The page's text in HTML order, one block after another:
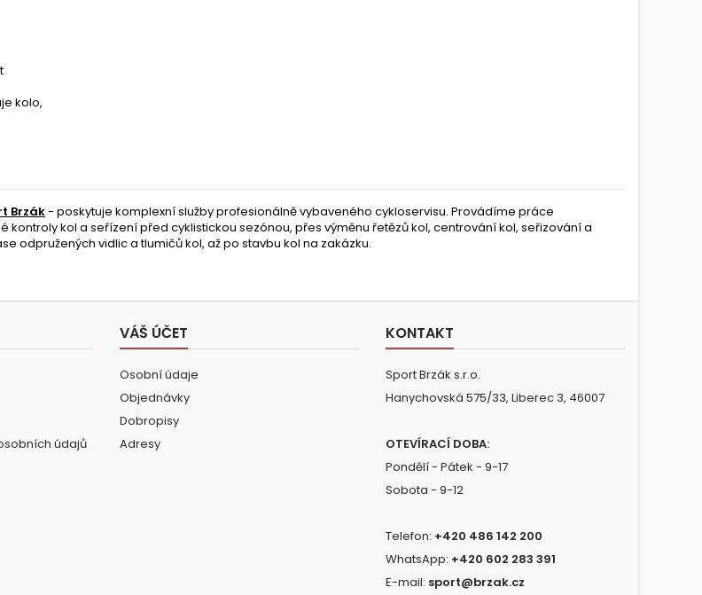
kolo,
Brzák- poskytuje komplexní služby profesionálně vybaveného cykloservisu. Provádíme práce
kontroly kol a seřízení před cyklistickou sezónou, přes výměnu řetězů kol, centrování kol, seřizování a
odpružených vidlic a tlumičů kol, až po stavbu kol na zakázku.
údajů
VÁŠ ÚČET
Osobní údaje
Objednávky
Dobropisy
Adresy
KONTAKT
Sport Brzák s.r.o.
Hanychovská 575/33, Liberec 3, 46007
OTEVÍRACÍ DOBA:
Pondělí - Pátek - 9-17
Sobota - 9-12
Telefon: +420 486 142 200
WhatsApp: +420 602 283 391
E-mail: sport@brzak.cz